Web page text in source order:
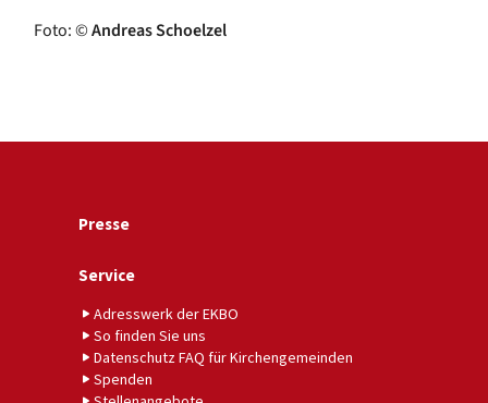
Foto: ©Andreas Schoelzel
Presse
Service
Adresswerk der EKBO
So finden Sie uns
Datenschutz FAQ für Kirchengemeinden
Spenden